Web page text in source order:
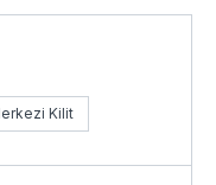
Kilit